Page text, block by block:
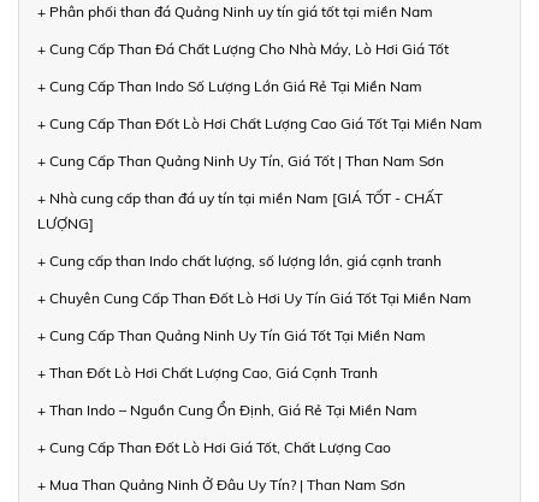
+ Phân phối than đá Quảng Ninh uy tín giá tốt tại miền Nam
+ Cung Cấp Than Đá Chất Lượng Cho Nhà Máy, Lò Hơi Giá Tốt
+ Cung Cấp Than Indo Số Lượng Lớn Giá Rẻ Tại Miền Nam
+ Cung Cấp Than Đốt Lò Hơi Chất Lượng Cao Giá Tốt Tại Miền Nam
+ Cung Cấp Than Quảng Ninh Uy Tín, Giá Tốt | Than Nam Sơn
+ Nhà cung cấp than đá uy tín tại miền Nam [GIÁ TỐT - CHẤT
LƯỢNG]
+ Cung cấp than Indo chất lượng, số lượng lớn, giá cạnh tranh
+ Chuyên Cung Cấp Than Đốt Lò Hơi Uy Tín Giá Tốt Tại Miền Nam
+ Cung Cấp Than Quảng Ninh Uy Tín Giá Tốt Tại Miền Nam
+ Than Đốt Lò Hơi Chất Lượng Cao, Giá Cạnh Tranh
+ Than Indo – Nguồn Cung Ổn Định, Giá Rẻ Tại Miền Nam
+ Cung Cấp Than Đốt Lò Hơi Giá Tốt, Chất Lượng Cao
+ Mua Than Quảng Ninh Ở Đâu Uy Tín? | Than Nam Sơn